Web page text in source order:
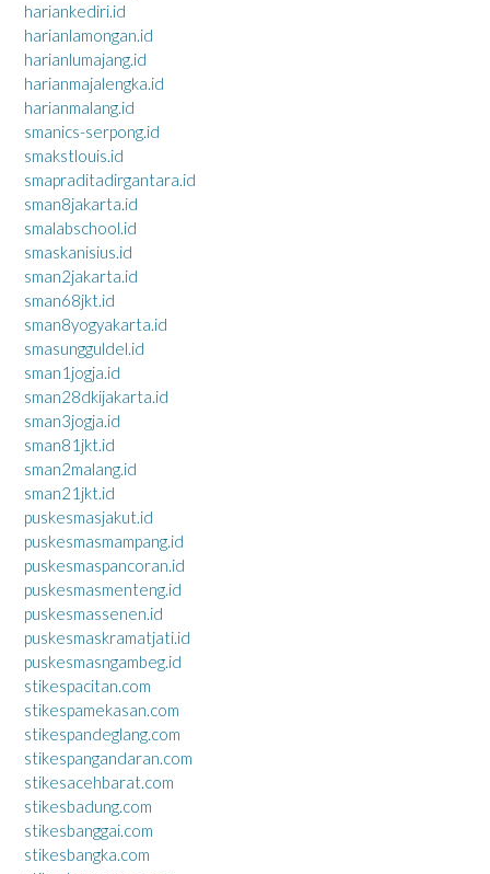
hariankediri.id
harianlamongan.id
harianlumajang.id
harianmajalengka.id
harianmalang.id
smanics-serpong.id
smakstlouis.id
smapraditadirgantara.id
sman8jakarta.id
smalabschool.id
smaskanisius.id
sman2jakarta.id
sman68jkt.id
sman8yogyakarta.id
smasungguldel.id
sman1jogja.id
sman28dkijakarta.id
sman3jogja.id
sman81jkt.id
sman2malang.id
sman21jkt.id
puskesmasjakut.id
puskesmasmampang.id
puskesmaspancoran.id
puskesmasmenteng.id
puskesmassenen.id
puskesmaskramatjati.id
puskesmasngambeg.id
stikespacitan.com
stikespamekasan.com
stikespandeglang.com
stikespangandaran.com
stikesacehbarat.com
stikesbadung.com
stikesbanggai.com
stikesbangka.com